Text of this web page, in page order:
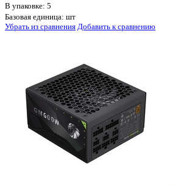
В упаковке: 5
Базовая единица: шт
Убрать из сравнения Добавить к сравнению